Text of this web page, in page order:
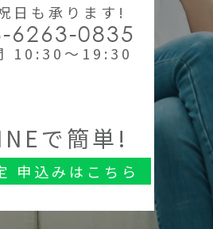
日も承ります!
6263-0835
10:30～19:30
で簡単!
申込みはこちら